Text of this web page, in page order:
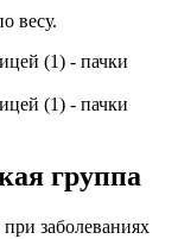
весу.
(1) - пачки
(1) - пачки
группа
заболеваниях